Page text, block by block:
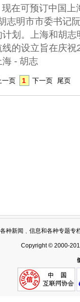
在可预订中国
志明市市委书记
划。上海和胡
的设立旨在庆
- 胡志
一页 1 下一页 尾页
种新闻﹑信息和各种专题专
Copyright © 2000-